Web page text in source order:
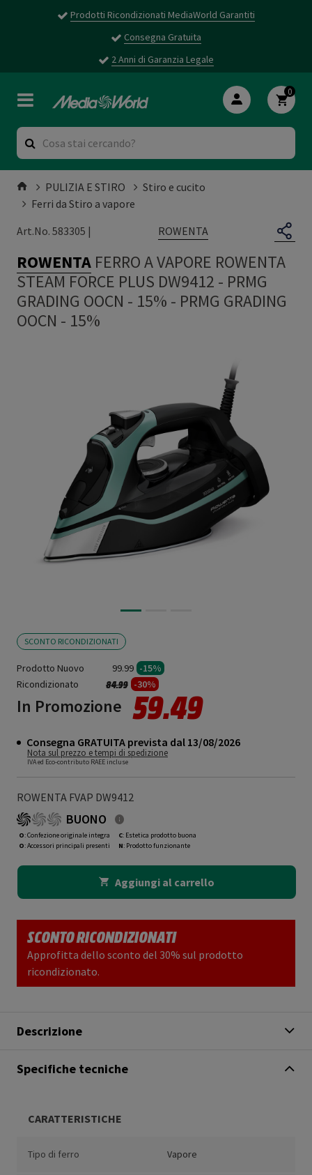
Prodotti Ricondizionati MediaWorld Garantiti
Consegna Gratuita
2 Anni di Garanzia Legale
0
PULIZIA E STIRO
Stiro e cucito
Ferri da Stiro a vapore
Art.No. 583305 |
ROWENTA
ROWENTA FERRO A VAPORE ROWENTA
STEAM FORCE PLUS DW9412 - PRMG
GRADING OOCN - 15% - PRMG GRADING
OOCN - 15%
SCONTO RICONDIZIONATI
Prodotto Nuovo 99.99 -15%
Ricondizionato
Prezzo ridotto da
84.99a -30%
In Promozione 59.49
Consegna GRATUITA prevista dal 13/08/2026
Nota sul prezzo e tempi di spedizione
IVA ed Eco-contributo RAEE incluse
ROWENTA FVAP DW9412
BUONO
O: Confezione originale integra
O: Accessori principali presenti
C: Estetica prodotto buona
N: Prodotto funzionante
Aggiungi al carrello
SCONTO RICONDIZIONATI
Approfitta dello sconto del 30% sul prodotto
ricondizionato.
Descrizione
Specifiche tecniche
CARATTERISTICHE
Tipo di ferro Vapore